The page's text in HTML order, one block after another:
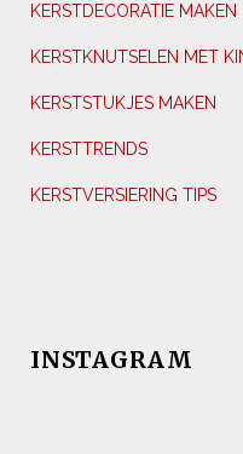
KERSTDECORATIE MAKEN
KERSTKNUTSELEN MET
KERSTSTUKJES MAKEN
KERSTTRENDS
KERSTVERSIERING TIPS
INSTAGRAM